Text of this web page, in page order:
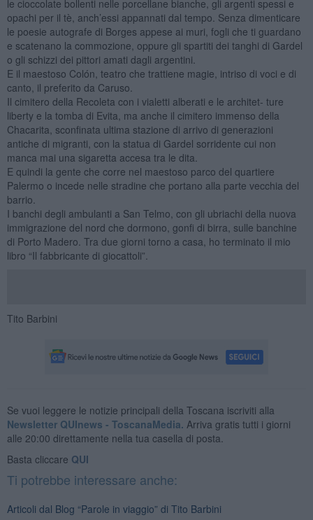
le cioccolate bollenti nelle porcellane bianche, gli argenti spessi e
opachi per il tè, anch’essi appannati dal tempo. Senza dimenticare
le poesie autografe di Borges appese ai muri, fogli che ti guardano
e scatenano la commozione, oppure gli spartiti dei tanghi di Gardel
o gli schizzi dei pittori amati dagli argentini.
E il maestoso Colón, teatro che trattiene magie, intriso di voci e di
canto, il preferito da Caruso.
Il cimitero della Recoleta con i vialetti alberati e le architet- ture
liberty e la tomba di Evita, ma anche il cimitero immenso della
Chacarita, sconfinata ultima stazione di arrivo di generazioni
antiche di migranti, con la statua di Gardel sorridente cui non
manca mai una sigaretta accesa tra le dita.
E quindi la gente che corre nel maestoso parco del quartiere
Palermo o incede nelle stradine che portano alla parte vecchia del
barrio.
I banchi degli ambulanti a San Telmo, con gli ubriachi della nuova
immigrazione del nord che dormono, gonfi di birra, sulle banchine
di Porto Madero. Tra due giorni torno a casa, ho terminato il mio
libro “Il fabbricante di giocattoli”.
Tito Barbini
Se vuoi leggere le notizie principali della Toscana iscriviti alla
Newsletter QUInews - ToscanaMedia. Arriva gratis tutti i giorni
alle 20:00 direttamente nella tua casella di posta.
Basta cliccare QUI
Ti potrebbe interessare anche:
Articoli dal Blog “Parole in viaggio” di Tito Barbini